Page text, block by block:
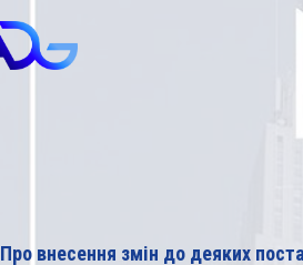
Про внесення змін до деяких